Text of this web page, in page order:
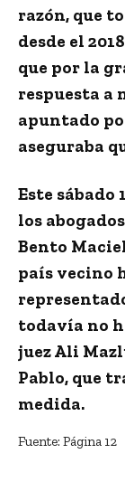
razón, que
desde el
que por la
respuesta a
apuntado
aseguraba
Este sábado
los
Bento
país vecino
todavía no
juez Ali
Pablo, que
medida.
Fuente: Página 12